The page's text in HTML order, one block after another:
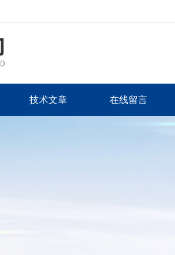
技术文章 在线留言